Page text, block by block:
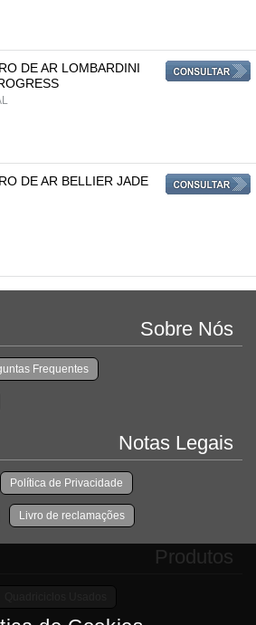
DE AR LOMBARDINI
DE AR BELLIER JADE
Sobre Nós
Frequentes
Notas Legais
Política de Privacidade
Livro de reclamações
Produtos